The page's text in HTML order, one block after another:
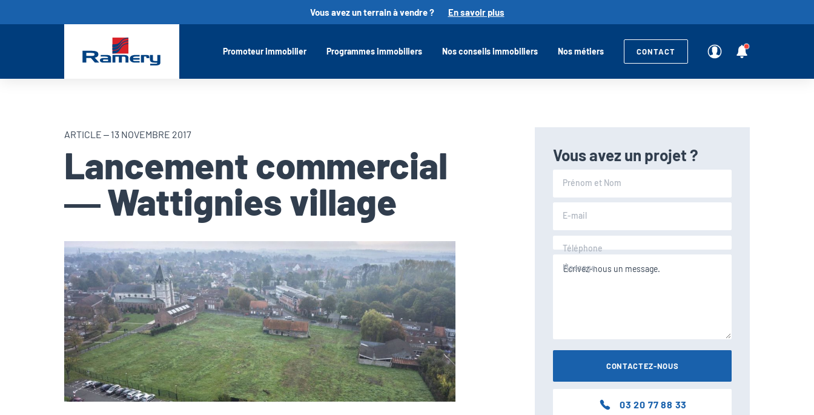
Vous avez un terrain à vendre ? En savoir plus
Promoteur immobilier Programmes immobiliers Nos conseils immobiliers Nos métiers CONTACT
ARTICLE – 13 NOVEMBRE 2017
Lancement commercial
— Wattignies village
Vous avez un projet ?
Prénom et Nom
E-mail
Téléphone
Message
03 20 77 88 33